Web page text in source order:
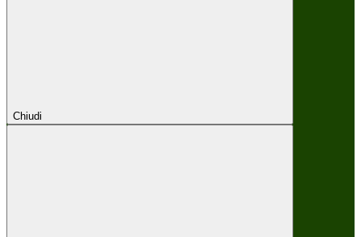
Chiudi